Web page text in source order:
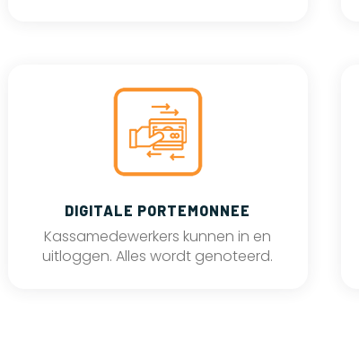
DIGITALE PORTEMONNEE
Kassamedewerkers kunnen in en
uitloggen. Alles wordt genoteerd.